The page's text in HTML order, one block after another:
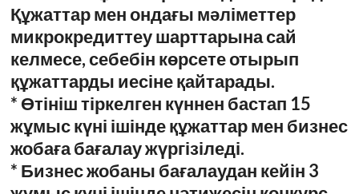
Құжаттар мен ондағы мәліметтер
микрокредиттеу шарттарына сай
келмесе, себебін көрсете отырып
құжаттарды иесіне қайтарады.
* Өтініш тіркелген күннен бастап 15
жұмыс күні ішінде құжаттар мен бизнес
жобаға бағалау жүргізіледі.
* Бизнес жобаны бағалаудан кейін 3